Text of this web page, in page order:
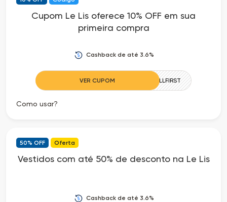
os
Departamentos
as
Cupom Le Lis oferece 10% OFF em sua
primeira compra
Cashback de até 3.6%
VER CUPOM LLFIRST
Como usar?
50% OFF Oferta
Vestidos com até 50% de desconto na Le Lis
Cashback de até 3.6%